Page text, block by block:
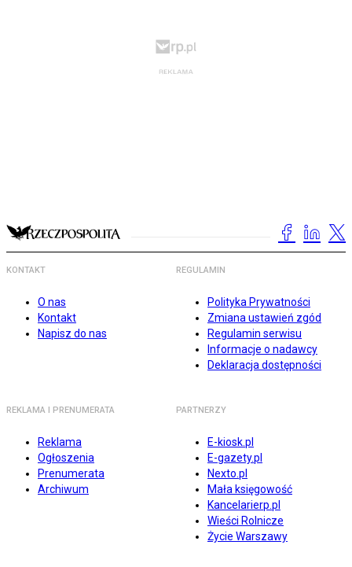
KONTAKT
O nas
Kontakt
Napisz do nas
REGULAMIN
Polityka Prywatności
Zmiana ustawień zgód
Regulamin serwisu
Informacje o nadawcy
Deklaracja dostępności
REKLAMA I PRENUMERATA
Reklama
Ogłoszenia
Prenumerata
Archiwum
PARTNERZY
E-kiosk.pl
E-gazety.pl
Nexto.pl
Mała księgowość
Kancelarierp.pl
Wieści Rolnicze
Życie Warszawy